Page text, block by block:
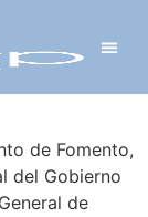
de Fomento,
del Gobierno
de